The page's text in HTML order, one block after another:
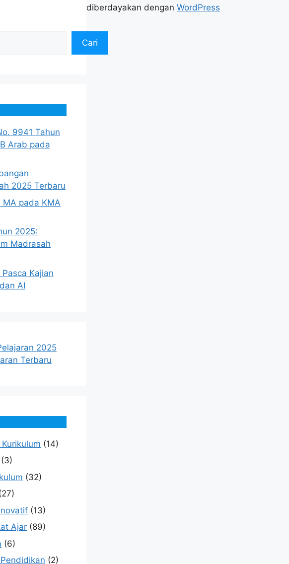
Cari
9941 Tahun
Arab pada
2025 Terbaru
MA pada KMA
2025:
Madrasah
Kajian
AI
(14)
(3)
(32)
(13)
Ajar (89)
(6)
(2)
diberdayakan dengan WordPress